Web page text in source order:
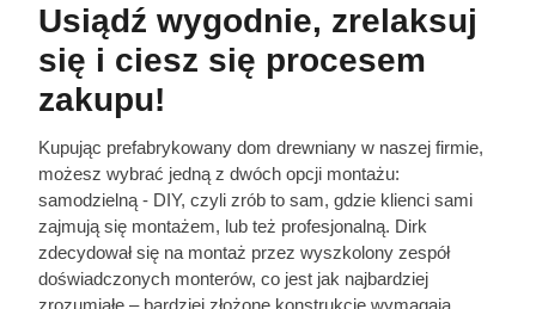
Usiądź wygodnie, zrelaksuj
się i ciesz się procesem
zakupu!
Kupując prefabrykowany dom drewniany w naszej firmie,
możesz wybrać jedną z dwóch opcji montażu:
samodzielną - DIY, czyli zrób to sam, gdzie klienci sami
zajmują się montażem, lub też profesjonalną. Dirk
zdecydował się na montaż przez wyszkolony zespół
doświadczonych monterów, co jest jak najbardziej